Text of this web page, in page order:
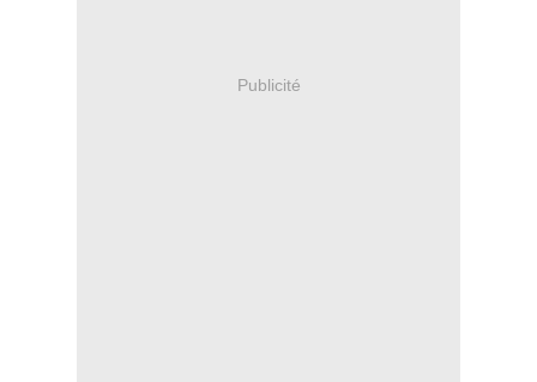
Publicité